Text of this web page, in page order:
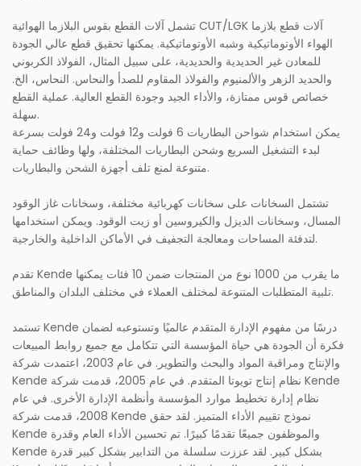
تشمل آلات القطع بقوس البلازما الهوائية CUT/LGK آلات قطع بلازما
الهواء الأوتوماتيكية وشبه الأوتوماتيكية. يمكنها تحقيق قطع عالي الجودة
للمعادن غير الحديدية والحديدية، على سبيل المثال، الفولاذ الكربوني
والحديد الزهر والألمنيوم والفولاذ المقاوم للصدأ والنحاس. النحاس، الخ.
خصائص قوس ممتازة، والأداء الجيد وجودة القطع العالية. عملية القطع
سهلة.
يمكن استخدام شواحن البطاريات 6 فولت و12 فولت و24 فولت بسرعة
لبدء التشغيل السريع وشحن البطاريات المختلفة، ولها وظائف حماية
متنوعة لمنع تلف أجهزة الشحن والبطاريات.
تشتمل السخانات على سخانات كهربائية مختلفة، وسخانات غاز الوقود
المسال، وسخانات الديزل والكيروسين أو زيت الوقود. ويمكن استخدامها
لتدفئة المساحات ومعالجة التجفيف في الأماكن الداخلية والخارجية.
تقدم Kende ما يقرب من 1000 نوع من المنتجات ضمن 10 فئات يمكنها
تلبية المتطلبات المتنوعة لمختلف العملاء في مختلف البلدان والمناطق.
تستمد Kende درسًا من مفهوم الإدارة المتقدم عالميًا وتستوعبه لضمان
فكرة أن الجودة هي حياة المؤسسة التي تتكامل مع جميع روابط المبيعات
والإنتاج ومراقبة المواد والبحث والتطوير. في عام 2003، اعتمدت شركة
Kende نظام إنتاج تويوتا المتقدم. في عام 2005، قدمت شركة Kende
نظام إدارة تخطيط موارد المؤسسة وأنظمة الإدارة الأخرى. في عام
2008، قدمت شركة Kende نموذج تقييم الأداء المتميز. لقد حقق
Kende والموظفون جميعًا تقدمًا كبيرًا. تم تحسين الأداء العام وقدرة
Kende بشكل كبير. لقد عززت سلسلة من التدابير بشكل كبير قدرة